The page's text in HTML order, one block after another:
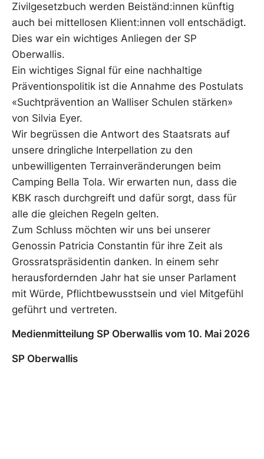
Zivilgesetzbuch werden Beiständ:innen künftig
auch bei mittellosen Klient:innen voll entschädigt.
Dies war ein wichtiges Anliegen der SP
Oberwallis.
Ein wichtiges Signal für eine nachhaltige
Präventionspolitik ist die Annahme des Postulats
«Suchtprävention an Walliser Schulen stärken»
von Silvia Eyer.
Wir begrüssen die Antwort des Staatsrats auf
unsere dringliche Interpellation zu den
unbewilligenten Terrainveränderungen beim
Camping Bella Tola. Wir erwarten nun, dass die
KBK rasch durchgreift und dafür sorgt, dass für
alle die gleichen Regeln gelten.
Zum Schluss möchten wir uns bei unserer
Genossin Patricia Constantin für ihre Zeit als
Grossratspräsidentin danken. In einem sehr
herausfordernden Jahr hat sie unser Parlament
mit Würde, Pflichtbewusstsein und viel Mitgefühl
geführt und vertreten.
Medienmitteilung SP Oberwallis vom 10. Mai 2026
SP Oberwallis